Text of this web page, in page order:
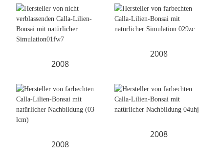
2008
2008
2008
2008